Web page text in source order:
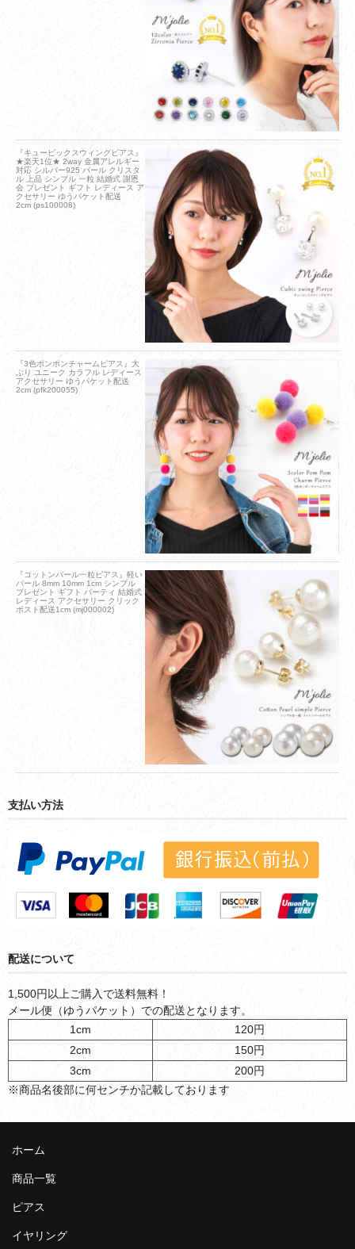
『キュービックスウィングピアス』
★楽天1位★ 2way 金属アレルギー
対応 シルバー925 パール クリスタ
ル 上品 シンプル 一粒 結婚式 謝恩
会 プレゼント ギフト レディース ア
クセサリー ゆうパケット配送
2cm (ps100008)
『3色ポンポンチャームピアス』大
ぶり ユニーク カラフル レディース
アクセサリー ゆうパケット配送
2cm (pfk200055)
『コットンパール一粒ピアス』軽い
パール 8mm 10mm 1cm シンプル
プレゼント ギフト パーティ 結婚式
レディース アクセサリー クリック
ポスト配送1cm (mj000002)
支払い方法
配送について
1,500円以上ご購入で送料無料！
メール便（ゆうパケット）での配送となります。
1cm
120円
2cm
150円
3cm
200円
※商品名後部に何センチか記載しております
ホーム
商品一覧
ピアス
イヤリング